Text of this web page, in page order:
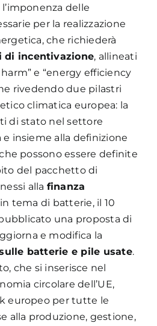
delle
per la realizzazione
che richiederà
di incentivazione, allineati
e “energy efficiency
rivedendo due pilastri
climatica europea: la
di stato nel settore
e insieme alla definizione
possono essere definite
del pacchetto di
alla finanza
tema di batterie, il 10
una proposta di
e modifica la
batterie e pile usate.
che si inserisce nel
circolare dell’UE,
europeo per tutte le
alla produzione, gestione,